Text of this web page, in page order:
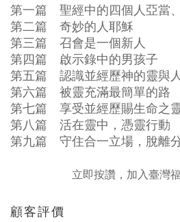
第一篇 聖經中的四個人亞當
第二篇 奇妙的人耶穌
第三篇 召會是一個新人
第四篇 啟示錄中的男孩子
第五篇 認識並經歷神的靈與
第六篇 被靈充滿最簡單的路
第七篇 享受並經歷賜生命之
第八篇 活在靈中，憑靈行動
第九篇 守住合一立場，脫離
立即按讚，加入臺灣
顧客評價